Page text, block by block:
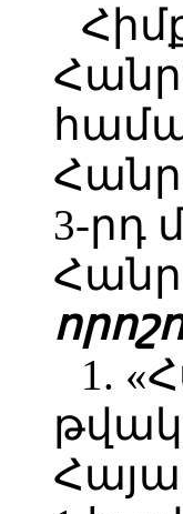
3-րդ
1.